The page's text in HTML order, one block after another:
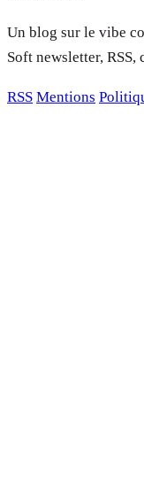
Un blog sur le vibe
Soft newsletter, RSS,
RSS Mentions